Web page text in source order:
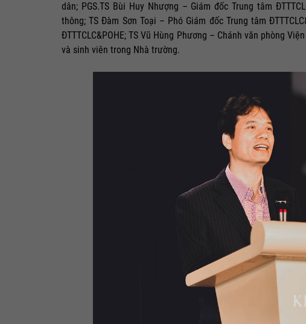
dân; PGS.TS Bùi Huy Nhượng – Giám đốc Trung tâm
thông; TS Đàm Sơn Toại – Phó Giám đốc Trung tâm
ĐTTTCLC&POHE; TS Vũ Hùng Phương – Chánh văn phòng
và sinh viên trong Nhà trường.